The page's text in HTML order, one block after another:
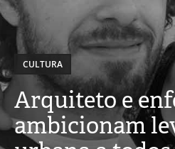
CULTURA
Arquiteto e
ambicionam